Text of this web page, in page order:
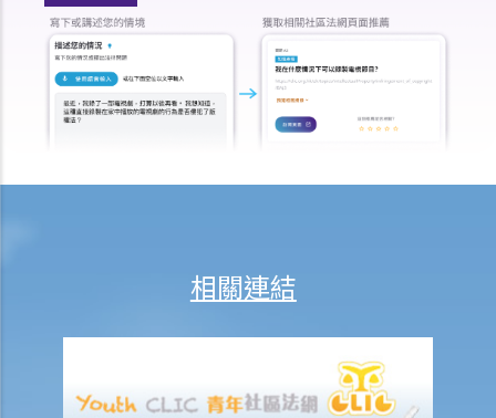
5. 僱主需要給予終止合約的理由嗎？
5. 我簽署接受聘用信後，如果在開始上班日期之前打算反口，是否需要
給予通知期或支付代通知金？
3. 僱主是否有法律義務在僱傭關係結束後向僱員提供推薦信？ 他們在草
擬該信的過程中是否有小心謹慎的責任？
4. 終止僱傭合約的通知期可否包括法定的年假或產假？
2. 僱主於何時需要向其僱員支付長期服務金？
積金供款以抵銷部分遣散費或長期服務金？
4. 我的僱員辭職及其最後僱傭日期為九月三十日。他有十天未用的年
假。假如他由九月二十一日至三十日連續放十天年假作為他離職前休
相關連結